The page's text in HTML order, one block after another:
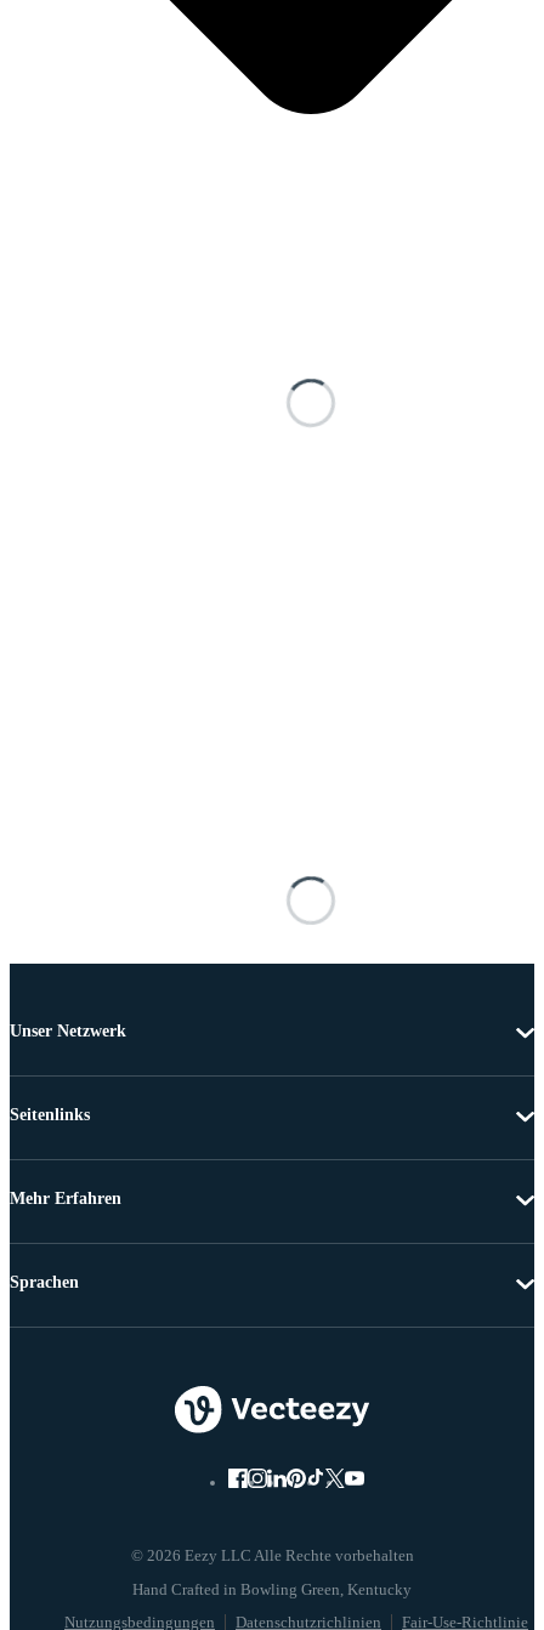
Unser Netzwerk
Seitenlinks
Mehr Erfahren
© 2026 Eezy LLC Alle Rechte vorbehalten
Nutzungsbedingungen Datenschutzrichlinien Fair-Use-Richtlinie
Sprachen